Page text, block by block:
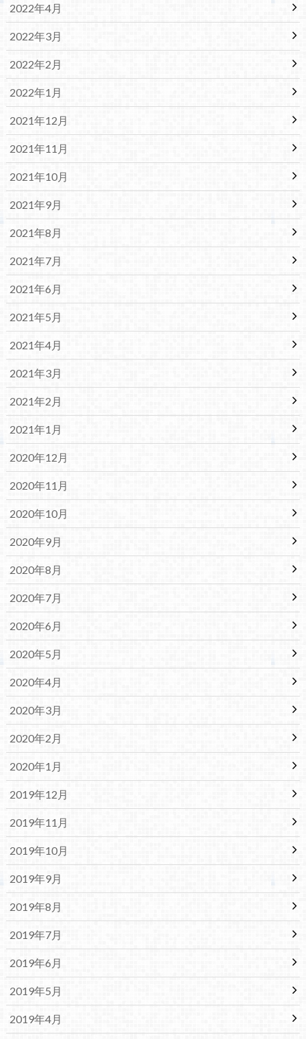
2022年4月
2022年3月
2022年2月
2022年1月
2021年12月
2021年11月
2021年10月
2021年9月
2021年8月
2021年7月
2021年6月
2021年5月
2021年4月
2021年3月
2021年2月
2021年1月
2020年12月
2020年11月
2020年10月
2020年9月
2020年8月
2020年7月
2020年6月
2020年5月
2020年4月
2020年3月
2020年2月
2020年1月
2019年12月
2019年11月
2019年10月
2019年9月
2019年8月
2019年7月
2019年6月
2019年5月
2019年4月